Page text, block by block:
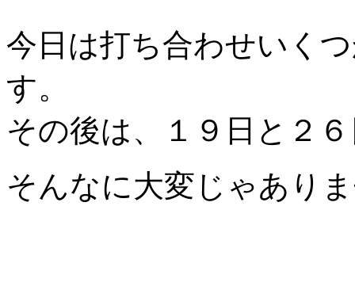
今日は打ち合わせいく
す。
その後は、１９日と２
そんなに大変じゃあり